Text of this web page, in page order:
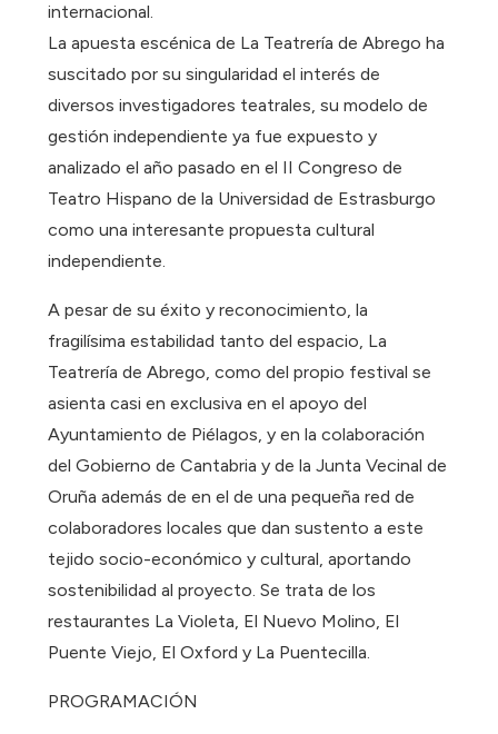
internacional.
La apuesta escénica de La Teatrería de Abrego ha
suscitado por su singularidad el interés de
diversos investigadores teatrales, su modelo de
gestión independiente ya fue expuesto y
analizado el año pasado en el II Congreso de
Teatro Hispano de la Universidad de Estrasburgo
como una interesante propuesta cultural
independiente.
A pesar de su éxito y reconocimiento, la
fragilísima estabilidad tanto del espacio, La
Teatrería de Abrego, como del propio festival se
asienta casi en exclusiva en el apoyo del
Ayuntamiento de Piélagos, y en la colaboración
del Gobierno de Cantabria y de la Junta Vecinal de
Oruña además de en el de una pequeña red de
colaboradores locales que dan sustento a este
tejido socio-económico y cultural, aportando
sostenibilidad al proyecto. Se trata de los
restaurantes La Violeta, El Nuevo Molino, El
Puente Viejo, El Oxford y La Puentecilla.
PROGRAMACIÓN